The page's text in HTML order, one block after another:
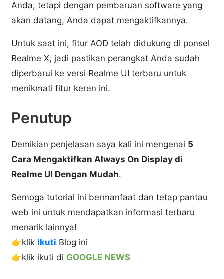
Anda, tetapi dengan pembaruan software yang
akan datang, Anda dapat mengaktifkannya.
Untuk saat ini, fitur AOD telah didukung di ponsel
Realme X, jadi pastikan perangkat Anda sudah
diperbarui ke versi Realme UI terbaru untuk
menikmati fitur keren ini.
Penutup
Demikian penjelasan saya kali ini mengenai 5
Cara Mengaktifkan Always On Display di
Realme UI Dengan Mudah.
Semoga tutorial ini bermanfaat dan tetap pantau
web ini untuk mendapatkan informasi terbaru
menarik lainnya!
👉klik Ikuti Blog ini
👉klik ikuti di GOOGLE NEWS